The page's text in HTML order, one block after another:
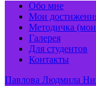
Обо мне
Мои
Методичка (мои
Галерея
Для студентов
Контакты
Павлова Людмила